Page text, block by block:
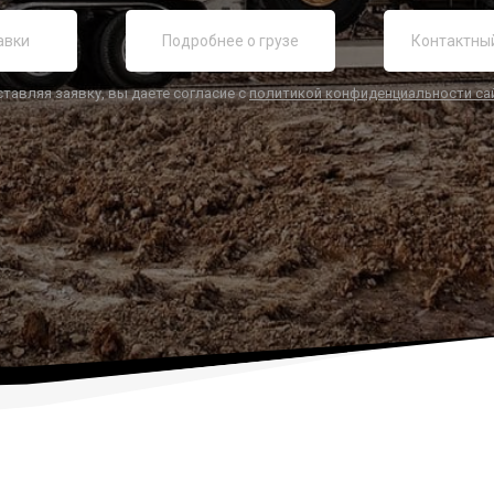
заявку, вы даете согласие сполитикой конфиденциальности